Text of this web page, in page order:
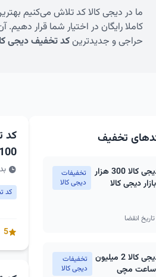
ما در دیجی‌ کالا کد تلاش می‌کنیم
کاملا رایگان در اختیار شما قرار
حراجی و جدیدترینکد تخفیف دیجی
تخفیف
کد تخفیف دیجی کالا 300 هزار
دیجی کالا
تخفیفات
دیجی کالا
انقضا
کد تخفیف دیجی کالا 2 میلیون
ساعت مچی
تخفیفات
دیجی کالا
کد
100 هزار تومانی
کد
5